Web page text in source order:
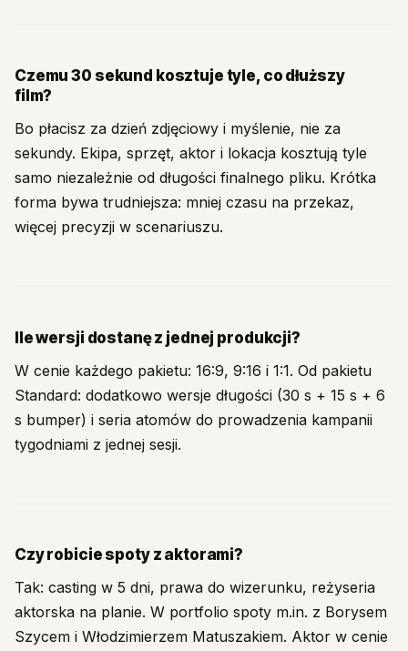
Czemu 30 sekund kosztuje tyle, co dłuższy
film?
Bo płacisz za dzień zdjęciowy i myślenie, nie za
sekundy. Ekipa, sprzęt, aktor i lokacja kosztują tyle
samo niezależnie od długości finalnego pliku. Krótka
forma bywa trudniejsza: mniej czasu na przekaz,
więcej precyzji w scenariuszu.
Ile wersji dostanę z jednej produkcji?
W cenie każdego pakietu: 16:9, 9:16 i 1:1. Od pakietu
Standard: dodatkowo wersje długości (30 s + 15 s + 6
s bumper) i seria atomów do prowadzenia kampanii
tygodniami z jednej sesji.
Czy robicie spoty z aktorami?
Tak: casting w 5 dni, prawa do wizerunku, reżyseria
aktorska na planie. W portfolio spoty m.in. z Borysem
Szycem i Włodzimierzem Matuszakiem. Aktor w cenie